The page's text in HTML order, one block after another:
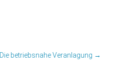
Die betriebsnahe Veranlagung →